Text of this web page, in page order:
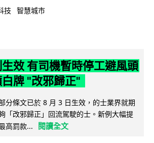
技 智慧城市
效 有司機暫時停工避風頭
牌 "改邪歸正"
分條文已於 8 月 3 日生效，的士業界就期
「改邪歸正」回流駕駛的士。新例大幅提
高罰款...
閱讀全文